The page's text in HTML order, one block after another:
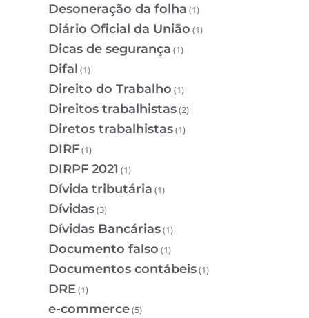
Desoneração da folha (1)
Diário Oficial da União (1)
Dicas de segurança (1)
Difal (1)
Direito do Trabalho (1)
Direitos trabalhistas(2)
Diretos trabalhistas(1)
DIRF(1)
DIRPF 2021 (1)
Dívida tributária (1)
Dívidas(3)
Dívidas Bancárias(1)
Documento falso (1)
Documentos contábeis(1)
DRE(1)
e-commerce(5)